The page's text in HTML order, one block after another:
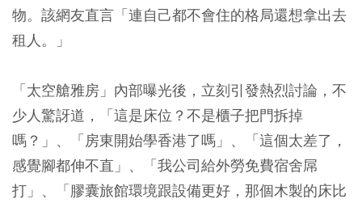
物。該網友直言「連自己都不會住的格局還想拿出去
租人。」
「太空艙雅房」內部曝光後，立刻引發熱烈討論，不
少人驚訝道，「這是床位？不是櫃子把門拆掉
嗎？」、「房東開始學香港了嗎」、「這個太差了，
感覺腳都伸不直」、「我公司給外勞免費宿舍屌
打」、「膠囊旅館環境跟設備更好，那個木製的床比